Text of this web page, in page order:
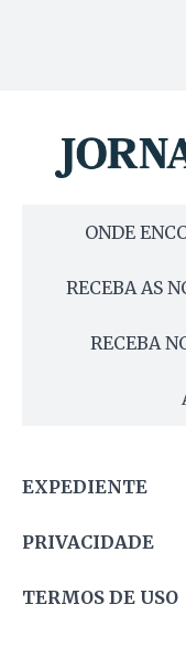
ONDE
RECEBA AS
RECEBA
EXPEDIENTE
PRIVACIDADE
TERMOS DE USO